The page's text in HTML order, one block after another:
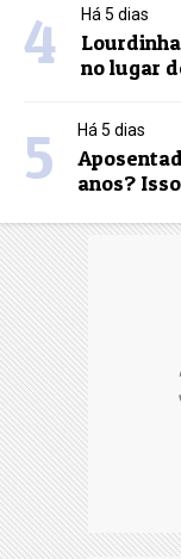
4 Há 5 dias
no lugar
5 Há 5 dias
anos?